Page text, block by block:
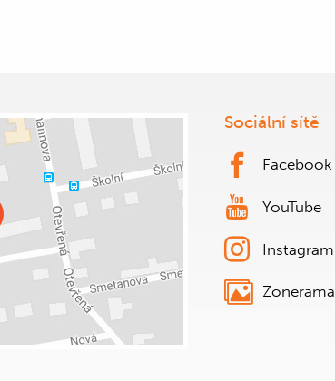
Sociální sítě
Facebook
YouTube
Instagram
Zonerama